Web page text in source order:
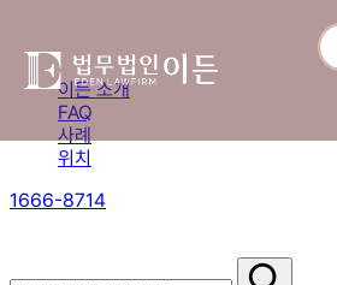
이든 소개
FAQ
사례
위치
1666-8714